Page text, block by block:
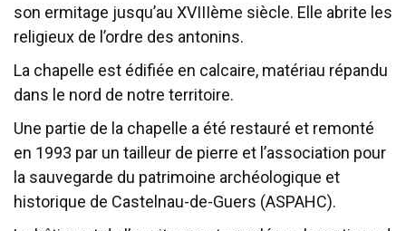
son ermitage jusqu’au XVIIIème siècle. Elle abrite les
religieux de l’ordre des antonins.
La chapelle est édifiée en calcaire, matériau répandu
dans le nord de notre territoire.
Une partie de la chapelle a été restauré et remonté
en 1993 par un tailleur de pierre et l’association pour
la sauvegarde du patrimoine archéologique et
historique de Castelnau-de-Guers (ASPAHC).